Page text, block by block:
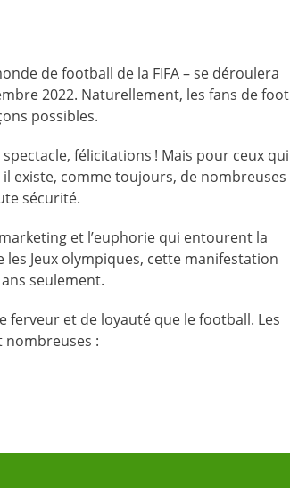
de football de la FIFA – se déroulera
2022. Naturellement, les fans de foot
possibles.
félicitations ! Mais pour ceux qui
existe, comme toujours, de nombreuses
sécurité.
et l’euphorie qui entourent la
Jeux olympiques, cette manifestation
seulement.
ferveur et de loyauté que le football. Les
nombreuses :